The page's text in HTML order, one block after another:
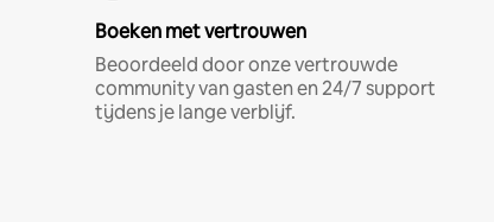
Boeken met vertrouwen
Beoordeeld door onze vertrouwde
community van gasten en 24/7 support
tijdens je lange verblijf.